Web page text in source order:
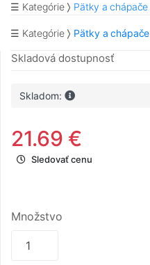
☰ Kategórie
Pätky a chápače
☰ Kategórie Pätky a chápače
Skladová dostupnosť
Skladom:
21.69 €
Sledovať cenu
Množstvo